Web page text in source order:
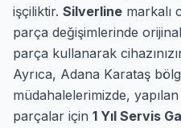
işçiliktir. Silverline markalı
parça değişimlerinde
parça kullanarak
Ayrıca, Adana Karataş
müdahalelerimizde,
parçalar için 1 Yıl Servis